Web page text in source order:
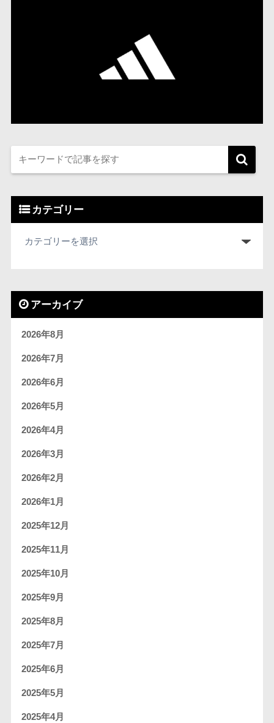
カテゴリー
アーカイブ
2026年8月
2026年7月
2026年6月
2026年5月
2026年4月
2026年3月
2026年2月
2026年1月
2025年12月
2025年11月
2025年10月
2025年9月
2025年8月
2025年7月
2025年6月
2025年5月
2025年4月